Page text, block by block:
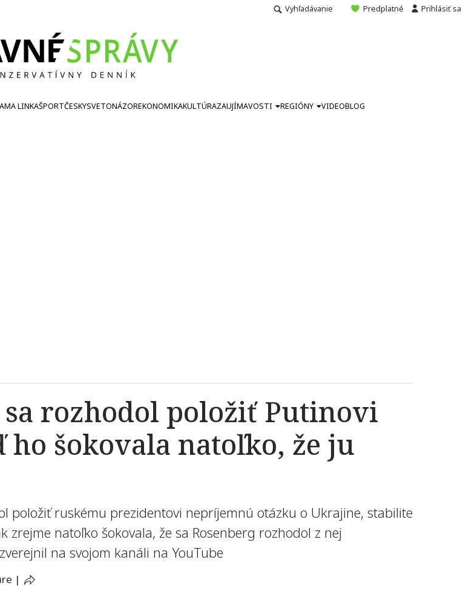
Vyhľadávanie Predplatné Prihlásiť sa
LINKAŠPORTČESKYSVETONÁZOREKONOMIKAKULTÚRAZAUJÍMAVOSTI REGIÓNY VIDEOBLOG
rozhodol položiť Putinovi
šokovala natoľko, že ju
položiť ruskému prezidentovi nepríjemnú otázku o Ukrajine, stabilite
zrejme natoľko šokovala, že sa Rosenberg rozhodol z nej
na svojom kanáli na YouTube
|